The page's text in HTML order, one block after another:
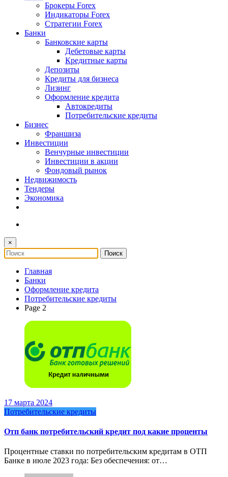
Брокеры Forex
Индикаторы Forex
Стратегии Forex
Банки
Банковские карты
Дебетовые карты
Кредитные карты
Депозиты
Кредиты для бизнеса
Лизинг
Оформление кредита
Автокредиты
Потребительские кредиты
Бизнес
Франшиза
Инвестиции
Венчурные инвестиции
Инвестиции в акции
Фондовый рынок
Недвижимость
Тендеры
Экономика
×
Главная
Банки
Оформление кредита
Потребительские кредиты
Page 2
17 марта 2024
Потребительские кредиты
Отп банк потребительский кредит под какие проценты
Процентные ставки по потребительским кредитам в ОТП
Банке в июле 2023 года: Без обеспечения: от…